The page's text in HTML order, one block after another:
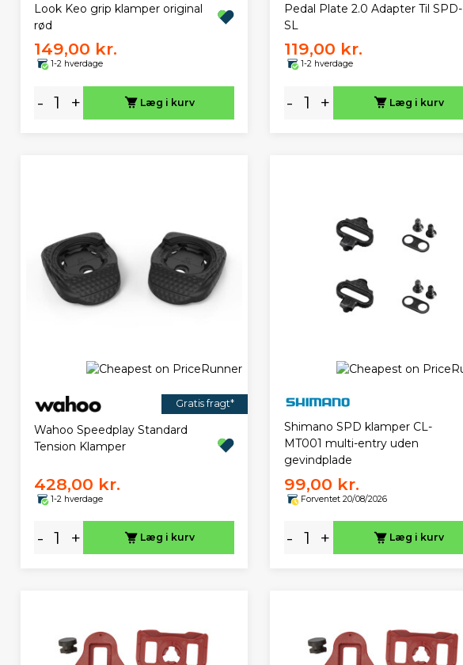
Look Keo grip klamper original
rød
149,00 kr.
1-2 hverdage
- + Læg i kurv
Pedal Plate 2.0 Adapter Til SPD-
SL
119,00 kr.
1-2 hverdage
- + Læg i kurv
Gratis fragt*
Wahoo Speedplay Standard
Tension Klamper
428,00 kr.
1-2 hverdage
- + Læg i kurv
Shimano SPD klamper CL-
MT001 multi-entry uden
gevindplade
99,00 kr.
Forventet 20/08/2026
- + Læg i kurv